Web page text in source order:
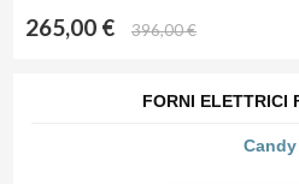
265,00 € 396,00 €
FORNI ELETTRICI
Candy